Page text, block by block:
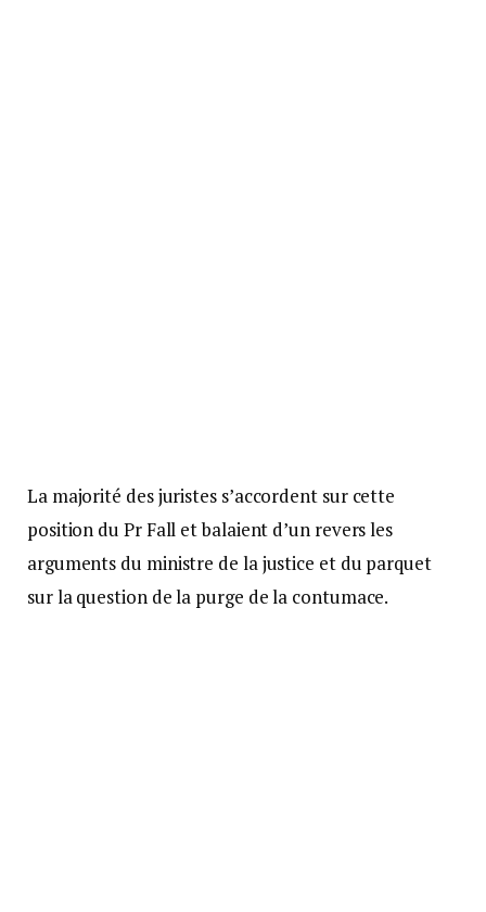
La majorité des juristes s’accordent sur cette
position du Pr Fall et balaient d’un revers les
arguments du ministre de la justice et du parquet
sur la question de la purge de la contumace.